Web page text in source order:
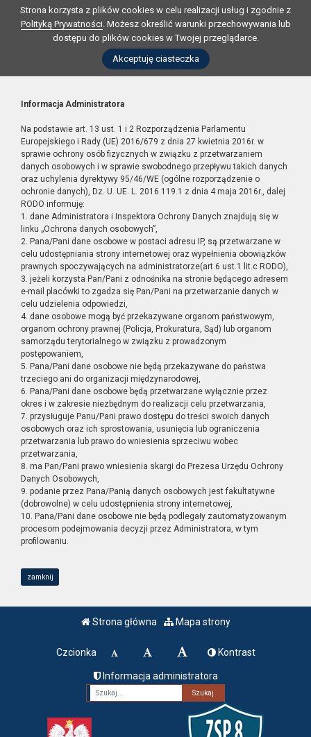
Strona korzysta z plików cookies w celu realizacji usług i zgodnie z
Polityką Prywatności. Możesz określić warunki przechowywania lub
dostępu do plików cookies w Twojej przeglądarce.
Akceptuję ciasteczka
Informacja Administratora
Na podstawie art. 13 ust. 1 i 2 Rozporządzenia Parlamentu
Europejskiego i Rady (UE) 2016/679 z dnia 27 kwietnia 2016r. w
sprawie ochrony osób fizycznych w związku z przetwarzaniem
danych osobowych i w sprawie swobodnego przepływu takich danych
oraz uchylenia dyrektywy 95/46/WE (ogólne rozporządzenie o
ochronie danych), Dz. U. UE. L. 2016.119.1 z dnia 4 maja 2016r., dalej
RODO informuję:
1. dane Administratora i Inspektora Ochrony Danych znajdują się w
linku „Ochrona danych osobowych”,
2. Pana/Pani dane osobowe w postaci adresu IP, są przetwarzane w
celu udostępniania strony internetowej oraz wypełnienia obowiązków
prawnych spoczywających na administratorze(art.6 ust.1 lit.c RODO),
3. jeżeli korzysta Pan/Pani z odnośnika na stronie będącego adresem
e-mail placówki to zgadza się Pan/Pani na przetwarzanie danych w
celu udzielenia odpowiedzi,
4. dane osobowe mogą być przekazywane organom państwowym,
organom ochrony prawnej (Policja, Prokuratura, Sąd) lub organom
samorządu terytorialnego w związku z prowadzonym
postępowaniem,
5. Pana/Pani dane osobowe nie będą przekazywane do państwa
trzeciego ani do organizacji międzynarodowej,
6. Pana/Pani dane osobowe będą przetwarzane wyłącznie przez
okres i w zakresie niezbędnym do realizacji celu przetwarzania,
7. przysługuje Panu/Pani prawo dostępu do treści swoich danych
osobowych oraz ich sprostowania, usunięcia lub ograniczenia
przetwarzania lub prawo do wniesienia sprzeciwu wobec
przetwarzania,
8. ma Pan/Pani prawo wniesienia skargi do Prezesa Urzędu Ochrony
Danych Osobowych,
9. podanie przez Pana/Panią danych osobowych jest fakultatywne
(dobrowolne) w celu udostępnienia strony internetowej,
10. Pana/Pani dane osobowe nie będą podlegały zautomatyzowanym
procesom podejmowania decyzji przez Administratora, w tym
profilowaniu.
zamknij
Strona główna Mapa strony
Czcionka Kontrast
Informacja administratora
Fraza